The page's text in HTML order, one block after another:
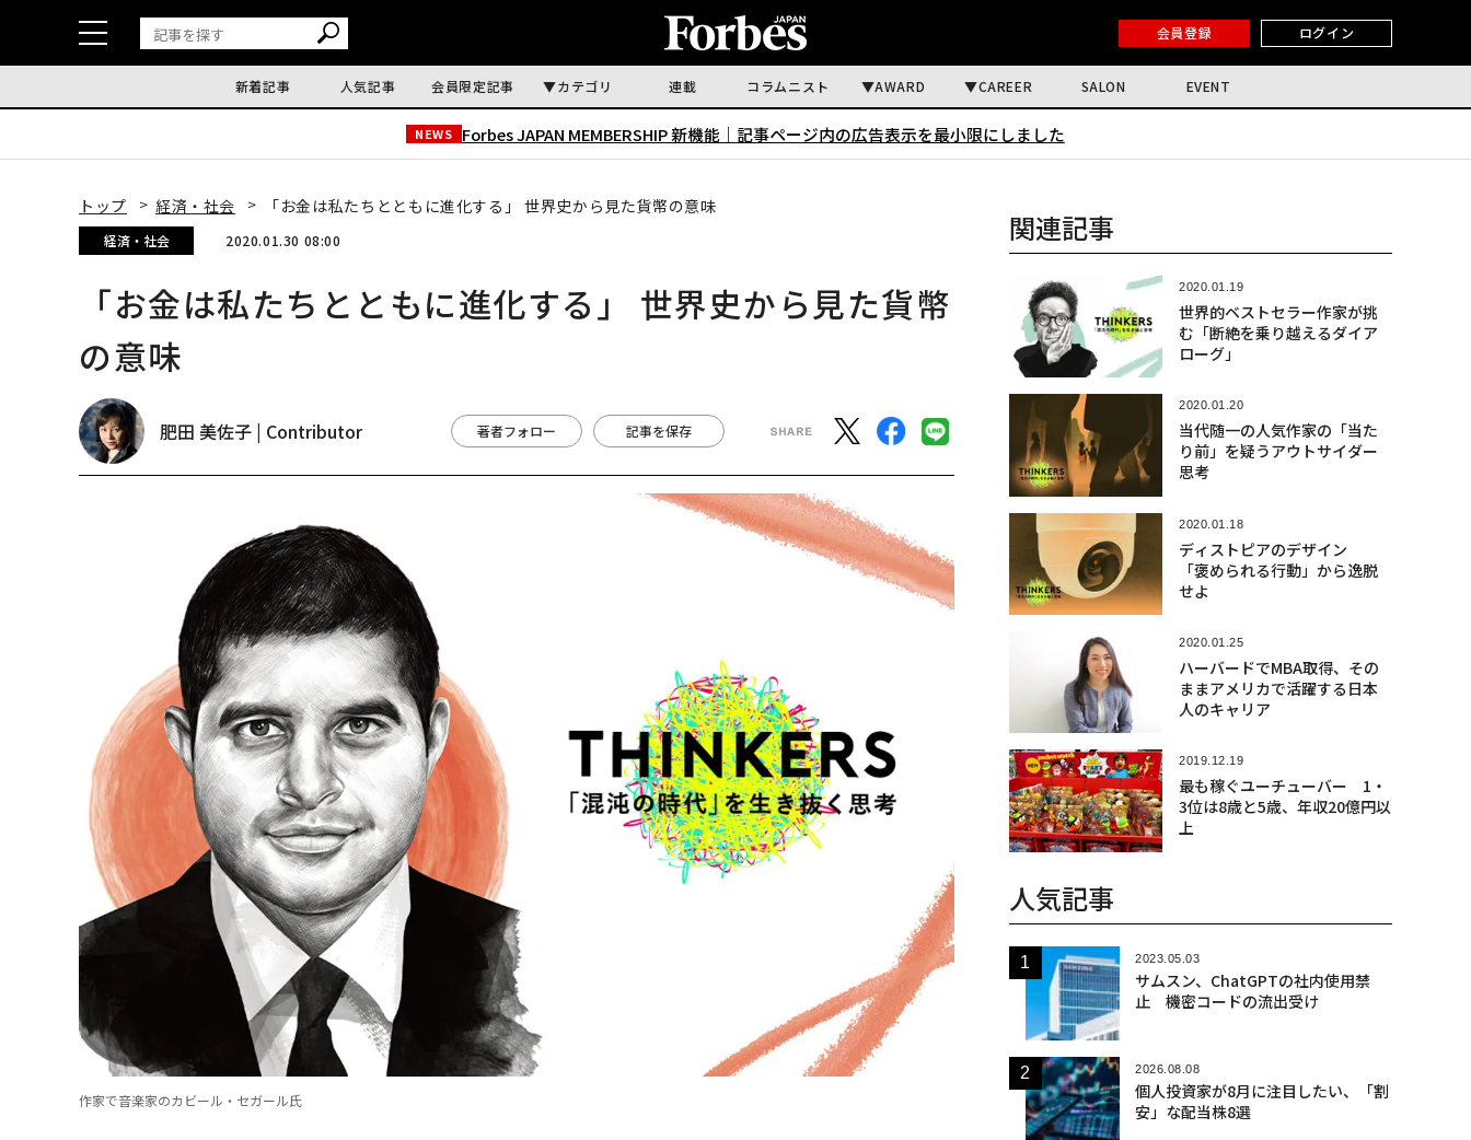
会員登録 ログイン
新着記事 人気記事 会員限定記事 カテゴリ 連載 コラムニスト AWARD CAREER SALON EVENT
NEWS Forbes JAPAN MEMBERSHIP 新機能｜ 記事ページ内の広告表示を最小限にしました
トップ 経済・社会 「お金は私たちとともに進化する」 世界史から見た貨幣の意味
経済・社会 2020.01.30 08:00
「お金は私たちとともに進化する」 世界史から見た貨幣
の意味
肥田 美佐子 | Contributor 著者フォロー 記事を保存
作家で音楽家のカビール・セガール氏
関連記事
2020.01.19
世界的ベストセラー作家が挑
む「断絶を乗り越えるダイア
ローグ」
2020.01.20
当代随一の人気作家の「当た
り前」を疑うアウトサイダー
思考
2020.01.18
ディストピアのデザイン
「褒められる行動」から逸脱
せよ
2020.01.25
ハーバードでMBA取得、その
ままアメリカで活躍する日本
人のキャリア
2019.12.19
最も稼ぐユーチューバー 1・
3位は8歳と5歳、年収20億円以
上
人気記事
2023.05.03
サムスン、ChatGPTの社内使用禁
止 機密コードの流出受け
2026.08.08
個人投資家が8月に注目したい、「割
安」な配当株8選